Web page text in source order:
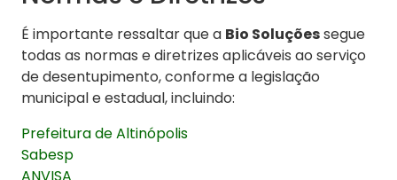
É importante ressaltar que a Bio Soluçõessegue
todas as normas e diretrizes aplicáveis ao serviço
de desentupimento, conforme a legislação
municipal e estadual, incluindo:
Prefeitura de Altinópolis
Sabesp